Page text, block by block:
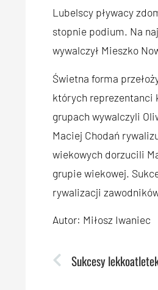
Lubelscy pływacy
stopnie podium. Na
wywalczył Mieszko
Świetna forma
których reprezentanci
grupach wywalczyli
Maciej Chodań
wiekowych dorzucili
grupie wiekowej.
rywalizacji
Autor: Miłosz Iwaniec
Sukcesy